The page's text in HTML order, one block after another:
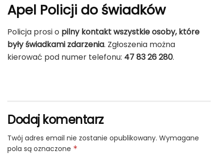
Apel Policji do świadków
Policja prosi o pilny kontakt wszystkie osoby, które
były świadkami zdarzenia. Zgłoszenia można
kierować pod numer telefonu: 47 83 26 280.
Dodaj komentarz
Twój adres email nie zostanie opublikowany. Wymagane
pola są oznaczone *